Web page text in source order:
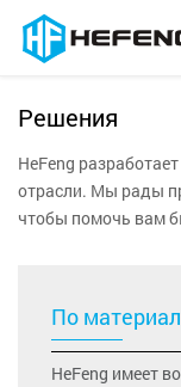
Решения
HeFeng
отрасли. Мы рады
чтобы помочь вам
По
HeFeng имеет